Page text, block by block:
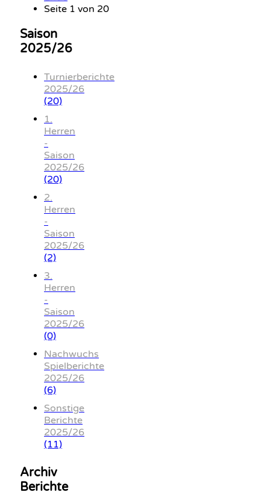
Seite 1 von 20
Saison
2025/26
Turnierberichte
2025/26
(20)
1.
Herren
-
Saison
2025/26
(20)
2.
Herren
-
Saison
2025/26
(2)
3.
Herren
-
Saison
2025/26
(0)
Nachwuchs
Spielberichte
2025/26
(6)
Sonstige
Berichte
2025/26
(11)
Archiv
Berichte